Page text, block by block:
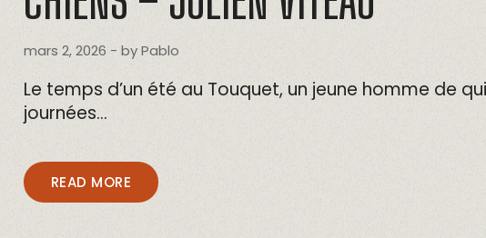
mars 2, 2026 - byPablo
Le temps d’un été au Touquet, un jeune homme de
journées…
READ MORE